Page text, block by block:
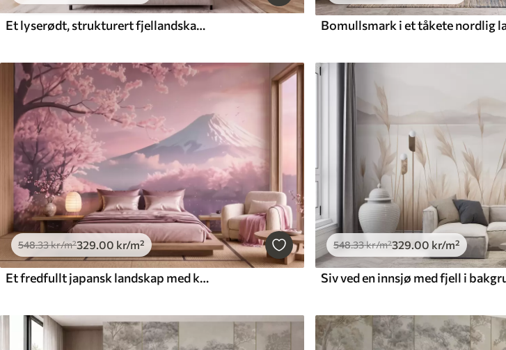
Et lyserødt, strukturert fjellandskap med en speilblank innsjø
548.33kr/m²329 .00 kr/m²
Et fredfullt japansk landskap med kirsebærblomster og en fjellvann ved soloppgang
548.33kr/m²329 .00 kr/m²